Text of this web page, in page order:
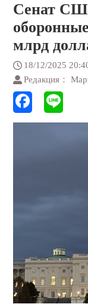
Сенат
млрд
18/12/2025
Редакция：